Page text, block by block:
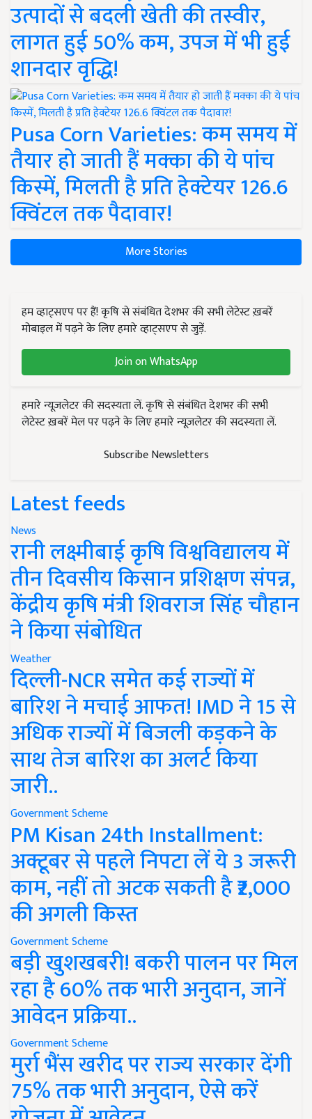
उत्पादों से बदली खेती की तस्वीर,
लागत हुई 50% कम, उपज में भी हुई
शानदार वृद्धि!
Pusa Corn Varieties: कम समय में
तैयार हो जाती हैं मक्का की ये पांच
किस्में, मिलती है प्रति हेक्टेयर 126.6
क्विंटल तक पैदावार!
More Stories
हम व्हाट्सएप पर हैं! कृषि से संबंधित देशभर की सभी लेटेस्ट ख़बरें
मोबाइल में पढ़ने के लिए हमारे व्हाट्सएप से जुड़ें.
Join on WhatsApp
हमारे न्यूज़लेटर की सदस्यता लें. कृषि से संबंधित देशभर की सभी
लेटेस्ट ख़बरें मेल पर पढ़ने के लिए हमारे न्यूज़लेटर की सदस्यता लें.
Subscribe Newsletters
Latest feeds
News
रानी लक्ष्मीबाई कृषि विश्वविद्यालय में
तीन दिवसीय किसान प्रशिक्षण संपन्न,
केंद्रीय कृषि मंत्री शिवराज सिंह चौहान
ने किया संबोधित
Weather
दिल्ली-NCR समेत कई राज्यों में
बारिश ने मचाई आफत! IMD ने 15 से
अधिक राज्यों में बिजली कड़कने के
साथ तेज बारिश का अलर्ट किया
जारी..
Government Scheme
PM Kisan 24th Installment:
अक्टूबर से पहले निपटा लें ये 3 जरूरी
काम, नहीं तो अटक सकती है ₹2,000
की अगली किस्त
Government Scheme
बड़ी खुशखबरी! बकरी पालन पर मिल
रहा है 60% तक भारी अनुदान, जानें
आवेदन प्रक्रिया..
Government Scheme
मुर्रा भैंस खरीद पर राज्य सरकार देंगी
75% तक भारी अनुदान, ऐसे करें